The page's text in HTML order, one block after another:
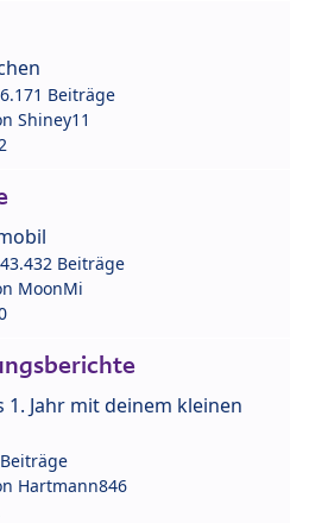
Beiträge
Shiney11
Beiträge
MoonMi
1. Jahr mit deinem kleinen
Hartmann846